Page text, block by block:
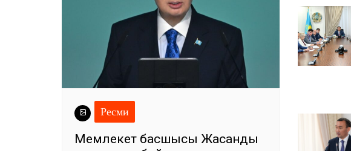
Ресми
Мемлекет басшысы Жасанды